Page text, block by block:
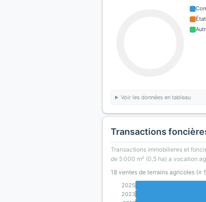
État
Voir les données en tableau
Transactions
Transactions immobilieres et
de 5 000 m² (0,5 ha) a vocation
18 ventes de terrains agricoles (≥
2025
2023